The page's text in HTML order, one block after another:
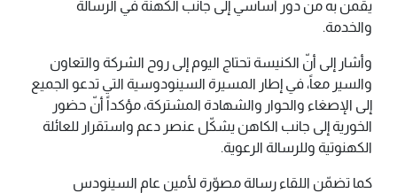
يقمن به من دور أساسي إلى جانب الكهنة في الرسالة
والخدمة.
وأشار إلى أنّ الكنيسة تحتاج اليوم إلى روح الشركة والتعاون
والسير معاً، في إطار المسيرة السينودوسية التي تدعو الجميع
إلى الإصغاء والحوار والشهادة المشتركة، مؤكداً أنّ حضور
الخورية إلى جانب الكاهن يشكّل عنصر دعم واستقرار للعائلة
الكهنوتية وللرسالة الرعوية.
كما تضمّن اللقاء رسالة مصوّرة لأمين عام السينودس